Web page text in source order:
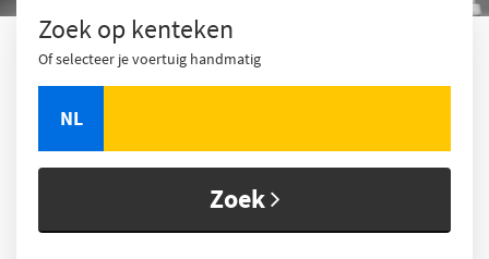
Zoek op kenteken
Of selecteer je voertuig handmatig
NL
Zoek